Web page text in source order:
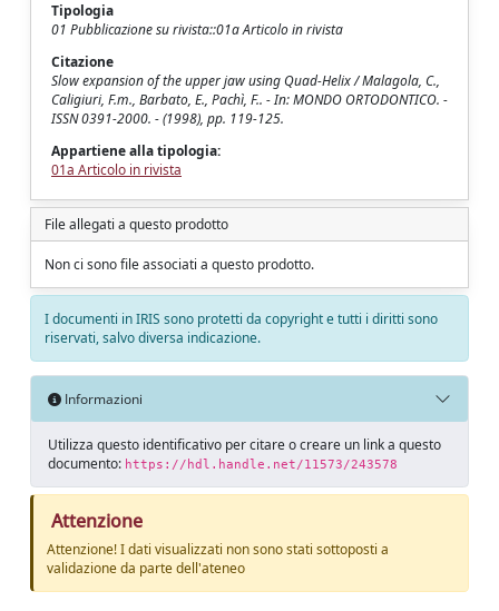
Tipologia
01 Pubblicazione su rivista::01a Articolo in rivista
Citazione
Slow expansion of the upper jaw using Quad-Helix / Malagola, C.,
Caligiuri, F.m., Barbato, E., Pachì, F.. - In: MONDO ORTODONTICO. -
ISSN 0391-2000. - (1998), pp. 119-125.
Appartiene alla tipologia:
01a Articolo in rivista
File allegati a questo prodotto
Non ci sono file associati a questo prodotto.
I documenti in IRIS sono protetti da copyright e tutti i diritti sono
riservati, salvo diversa indicazione.
Informazioni
Utilizza questo identificativo per citare o creare un link a questo
documento: https://hdl.handle.net/11573/243578
Attenzione
Attenzione! I dati visualizzati non sono stati sottoposti a
validazione da parte dell'ateneo